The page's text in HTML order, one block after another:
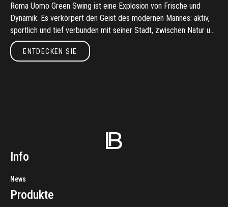
Roma Uomo Green Swing ist eine Explosion von Frische und
Dynamik. Es verkörpert den Geist des modernen Mannes: aktiv,
sportlich und tief verbunden mit seiner Stadt, zwischen Natur und
Metropole
Entdecken Sie
ENTDECKEN SIE
Info
News
Produkte